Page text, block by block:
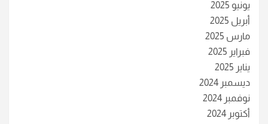
يونيو 2025
أبريل 2025
مارس 2025
فبراير 2025
يناير 2025
ديسمبر 2024
نوفمبر 2024
أكتوبر 2024